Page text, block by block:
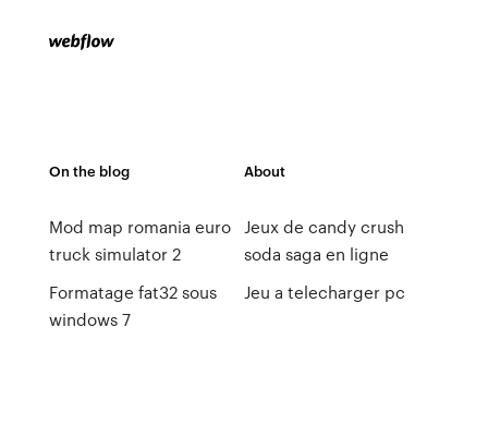
On the blog
Mod map romania euro
truck simulator 2
Formatage fat32 sous
windows 7
About
Jeux de candy crush
soda saga en ligne
Jeu a telecharger pc